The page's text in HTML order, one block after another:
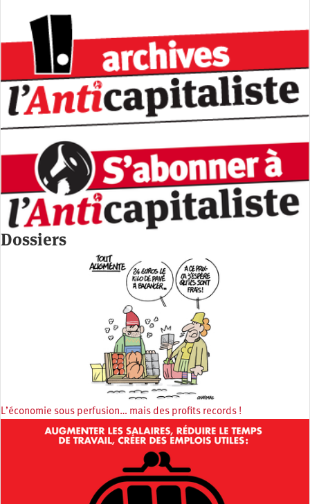
Dossiers
L’économie sous perfusion… mais des profits records !